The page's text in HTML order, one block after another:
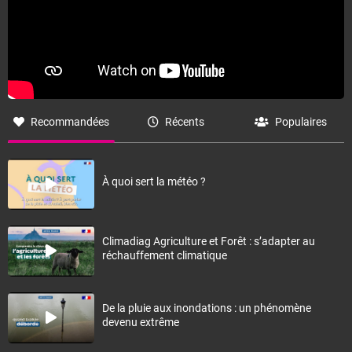
Recommandées Récents Populaires
À quoi sert la météo ?
Climadiag Agriculture et Forêt : s’adapter au
réchauffement climatique
De la pluie aux inondations : un phénomène
devenu extrême